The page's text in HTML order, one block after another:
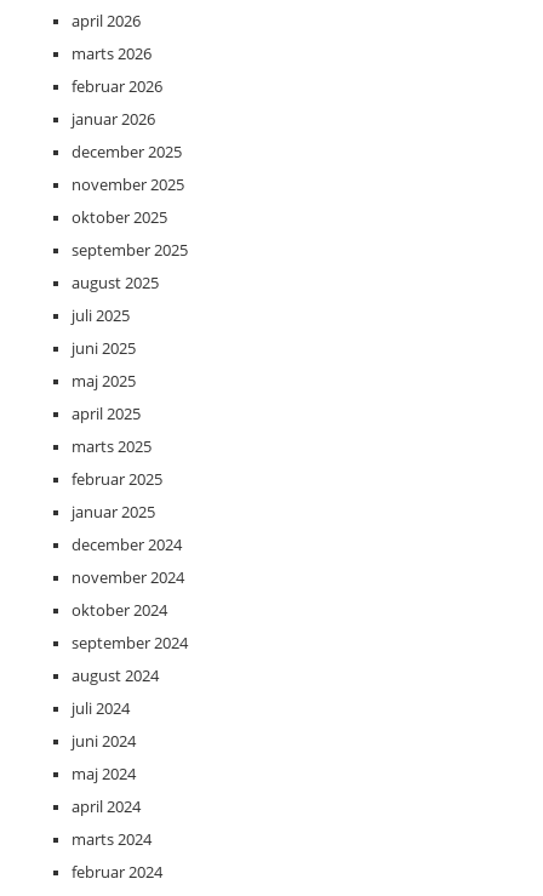
april 2026
marts 2026
februar 2026
januar 2026
december 2025
november 2025
oktober 2025
september 2025
august 2025
juli 2025
juni 2025
maj 2025
april 2025
marts 2025
februar 2025
januar 2025
december 2024
november 2024
oktober 2024
september 2024
august 2024
juli 2024
juni 2024
maj 2024
april 2024
marts 2024
februar 2024